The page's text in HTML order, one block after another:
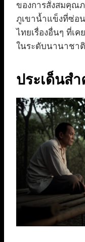
ของการสั่งสมคุณ
ภูเขาน้ำแข็งที่ซ่อ
ไทยเรื่องอื่นๆ ที่เค
ในระดับนานาชา
ประเด็นส